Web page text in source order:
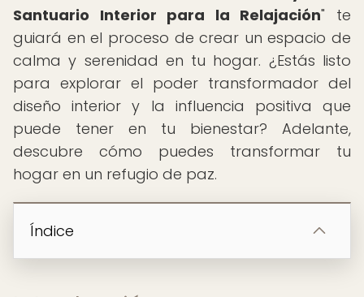
Santuario Interior para la Relajación" te
guiará en el proceso de crear un espacio de
calma y serenidad en tu hogar. ¿Estás listo
para explorar el poder transformador del
diseño interior y la influencia positiva que
puede tener en tu bienestar? Adelante,
descubre cómo puedes transformar tu
hogar en un refugio de paz.
Índice